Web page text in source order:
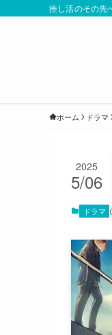
推し活のその先
ホーム ドラマ
2025
5/06
ドラマ